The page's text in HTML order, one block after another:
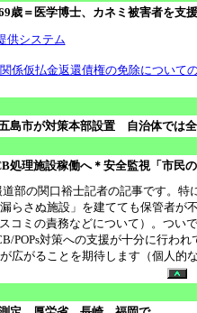
歳＝医学博士、カネミ被害者を支援
供システム
係仮払金返還債権の免除について
島市が対策本部設置 自治体では
処理施設稼働へ＊安全監視「市民
部の関口裕士記者の記事です。特
らさぬ施設」を建てても保管者が
コミの責務などについて）。つい
POPs対策への支援が十分に行わ
広がることを期待します（個人的